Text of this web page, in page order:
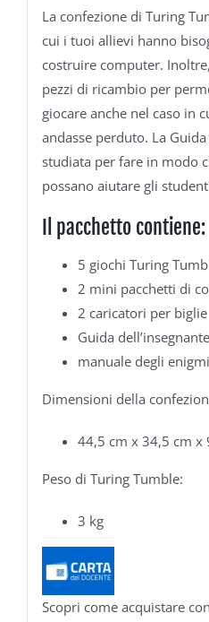
La confezione di Turing
cui i tuoi allievi hanno
costruire computer.
pezzi di ricambio per
giocare anche nel caso in
andasse perduto. La Guida
studiata per fare in modo
possano aiutare gli
Il pacchetto contiene:
5 giochi Turing
2 mini pacchetti di
2 caricatori per biglie
Guida
manuale degli
Dimensioni della
44,5 cm x 34,5 cm x
Peso di Turing Tumble:
3 kg
Scopri come acquistare